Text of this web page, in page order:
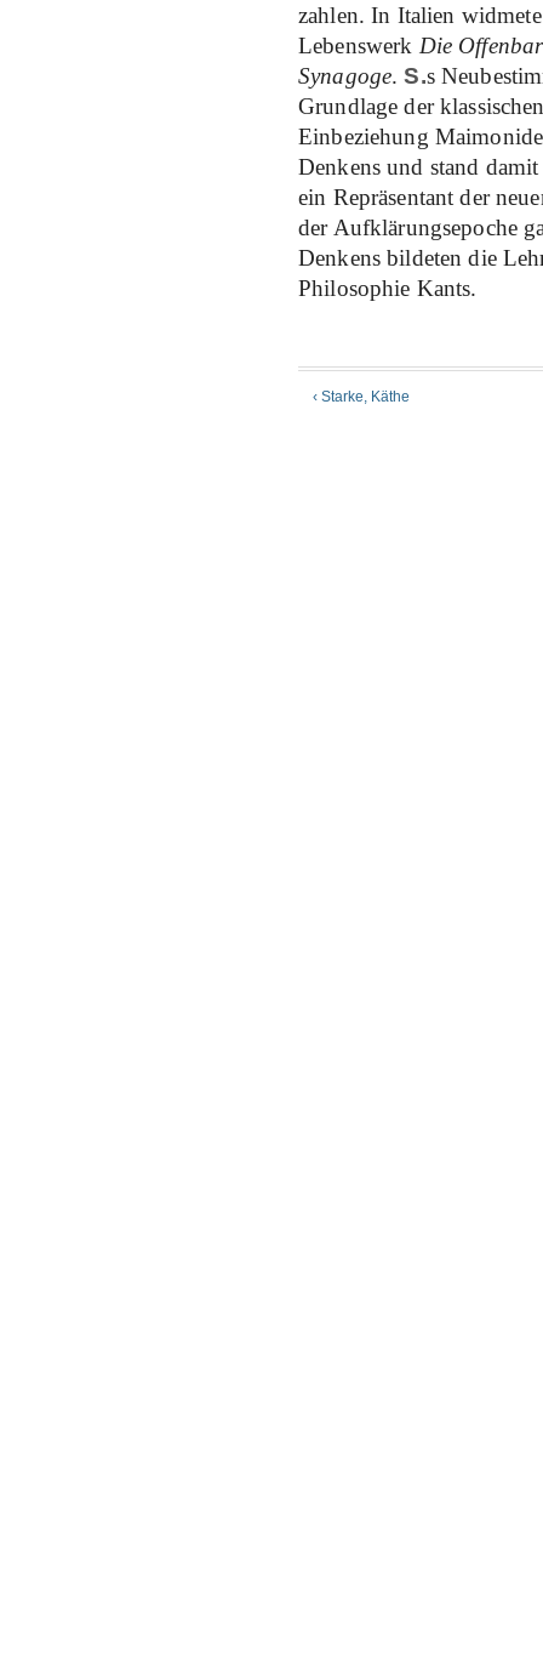
zahlen. In Italien
Lebenswerk Die
Synagoge.S.s
Grundlage der
Einbeziehung
Denkens und stand
ein Repräsentant der
der Aufklärungsepoche
Denkens bildeten die
Philosophie Kants.
‹ Starke, Käthe